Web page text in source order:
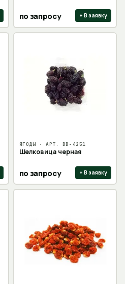
по запросу + В заявку
ЯГОДЫ · АРТ. DB-4251
Шелковица черная
по запросу + В заявку